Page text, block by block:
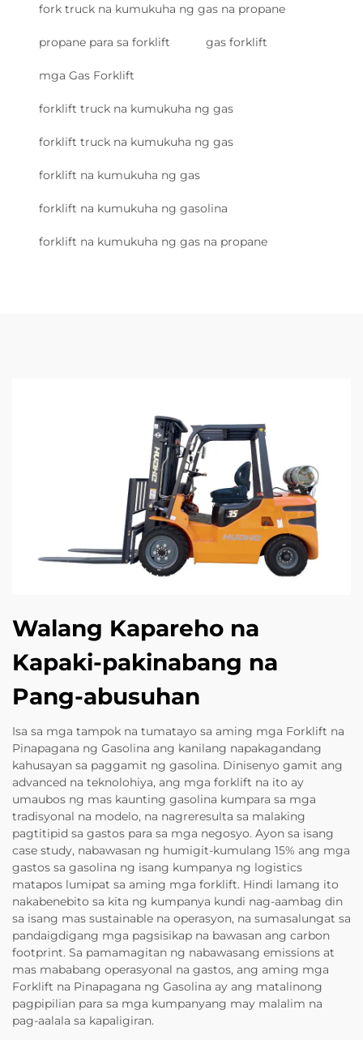
fork truck na kumukuha ng gas na propane
propane para sa forklift gas forklift
mga Gas Forklift
forklift truck na kumukuha ng gas
forklift truck na kumukuha ng gas
forklift na kumukuha ng gas
forklift na kumukuha ng gasolina
forklift na kumukuha ng gas na propane
Walang Kapareho na
Kapaki-pakinabang na
Pang-abusuhan
Isa sa mga tampok na tumatayo sa aming mga Forklift na
Pinapagana ng Gasolina ang kanilang napakagandang
kahusayan sa paggamit ng gasolina. Dinisenyo gamit ang
advanced na teknolohiya, ang mga forklift na ito ay
umaubos ng mas kaunting gasolina kumpara sa mga
tradisyonal na modelo, na nagreresulta sa malaking
pagtitipid sa gastos para sa mga negosyo. Ayon sa isang
case study, nabawasan ng humigit-kumulang 15% ang mga
gastos sa gasolina ng isang kumpanya ng logistics
matapos lumipat sa aming mga forklift. Hindi lamang ito
nakabenebito sa kita ng kumpanya kundi nag-aambag din
sa isang mas sustainable na operasyon, na sumasalungat sa
pandaigdigang mga pagsisikap na bawasan ang carbon
footprint. Sa pamamagitan ng nabawasang emissions at
mas mababang operasyonal na gastos, ang aming mga
Forklift na Pinapagana ng Gasolina ay ang matalinong
pagpipilian para sa mga kumpanyang may malalim na
pag-aalala sa kapaligiran.